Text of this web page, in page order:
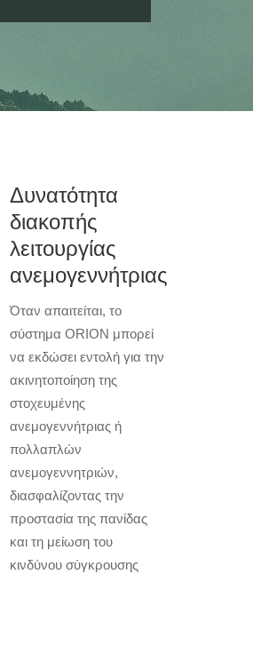
Δυνατότητα
διακοπής
λειτουργίας
ανεμογεννήτριας
Όταν απαιτείται, το
σύστημα ORION μπορεί
να εκδώσει εντολή για την
ακινητοποίηση της
στοχευμένης
ανεμογεννήτριας ή
πολλαπλών
ανεμογεννητριών,
διασφαλίζοντας την
προστασία της πανίδας
και τη μείωση του
κινδύνου σύγκρουσης